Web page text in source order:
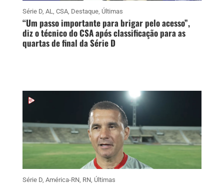
Série D, AL CSA, Destaque, Últimas
“Um passo importante para brigar pelo acesso”,
diz o técnico do CSA após classificação para as
quartas de final da Série D
Série D, América-RN, RN, Últimas